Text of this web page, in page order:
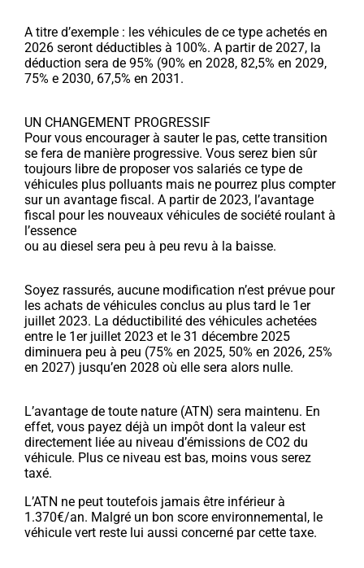
A titre d’exemple : les véhicules de ce type achetés en
2026 seront déductibles à 100%. A partir de 2027, la
déduction sera de 95% (90% en 2028, 82,5% en 2029,
75% e 2030, 67,5% en 2031.
UN CHANGEMENT PROGRESSIF
Pour vous encourager à sauter le pas, cette transition
se fera de manière progressive. Vous serez bien sûr
toujours libre de proposer vos salariés ce type de
véhicules plus polluants mais ne pourrez plus compter
sur un avantage fiscal. A partir de 2023, l’avantage
fiscal pour les nouveaux véhicules de société roulant à
l’essence
ou au diesel sera peu à peu revu à la baisse.
Soyez rassurés, aucune modification n’est prévue pour
les achats de véhicules conclus au plus tard le 1er
juillet 2023. La déductibilité des véhicules achetées
entre le 1er juillet 2023 et le 31 décembre 2025
diminuera peu à peu (75% en 2025, 50% en 2026, 25%
en 2027) jusqu’en 2028 où elle sera alors nulle.
L’avantage de toute nature (ATN) sera maintenu. En
effet, vous payez déjà un impôt dont la valeur est
directement liée au niveau d’émissions de CO2 du
véhicule. Plus ce niveau est bas, moins vous serez
taxé.
L’ATN ne peut toutefois jamais être inférieur à
1.370€/an. Malgré un bon score environnemental, le
véhicule vert reste lui aussi concerné par cette taxe.